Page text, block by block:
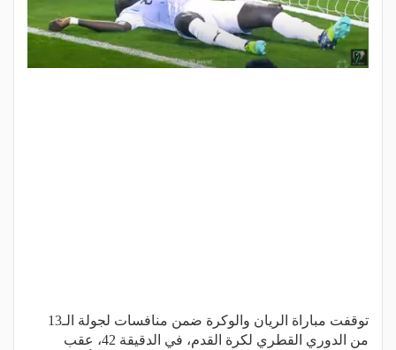
توقفت مباراة الريان والوكرة ضمن منافسات لجولة الـ13
من الدوري القطري لكرة القدم، في الدقيقة 42، عقب